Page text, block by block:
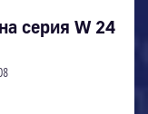
серия W 24